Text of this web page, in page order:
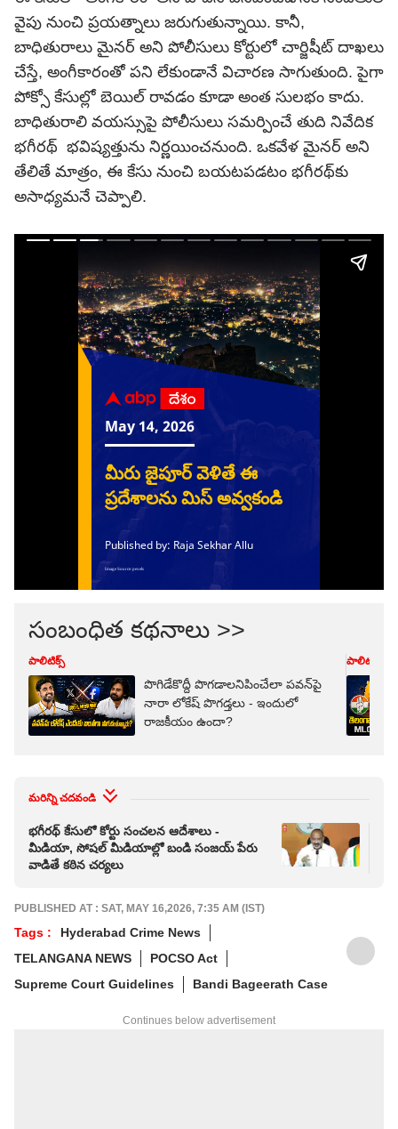
వైపు నుంచి ప్రయత్నాలు జరుగుతున్నాయి. కానీ,
బాధితురాలు మైనర్ అని పోలీసులు కోర్టులో చార్జిషీట్ దాఖలు
చేస్తే, అంగీకారంతో పని లేకుండానే విచారణ సాగుతుంది. పైగా
పోక్సో కేసుల్లో బెయిల్ రావడం కూడా అంత సులభం కాదు.
బాధితురాలి వయస్సుపై పోలీసులు సమర్పించే తుది నివేదిక
భగీరథ్ భవిష్యత్తును నిర్ణయించనుంది. ఒకవేళ మైనర్ అని
తేలితే మాత్రం, ఈ కేసు నుంచి బయటపడటం భగీరథ్‌కు
అసాధ్యమనే చెప్పాలి.
సంబంధిత కథనాలు >>
పాలిటిక్స్
పొగిడేకొద్దీ పొగడాలనిపించేలా పవన్‌పై
నారా లోకేష్ పొగడ్తలు - ఇందులో
రాజకీయం ఉందా?
పాలిటిక్స్
మరిన్ని చదవండి
భగీరథ్ కేసులో కోర్టు సంచలన ఆదేశాలు -
మీడియా, సోషల్ మీడియాల్లో బండి సంజయ్ పేరు
వాడితే కఠిన చర్యలు
PUBLISHED AT : SAT, MAY 16,2026, 7:35 AM (IST)
Tags :
Hyderabad Crime News
TELANGANA NEWS
POCSO Act
Supreme Court Guidelines
Bandi Bageerath Case
Continues below advertisement